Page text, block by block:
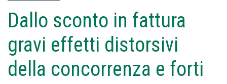
Dallo sconto in fattura
gravi effetti distorsivi
della concorrenza e forti